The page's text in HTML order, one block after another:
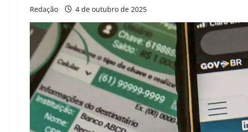
Redação 4 de outubro de 2025